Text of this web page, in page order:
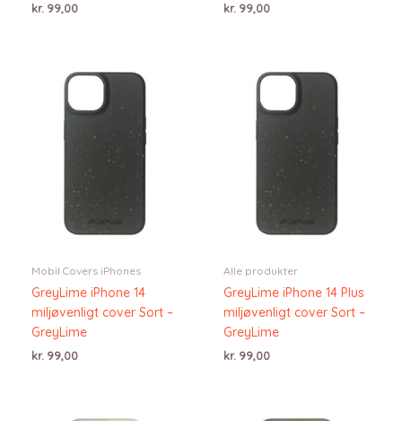
kr. 99,00 kr. 99,00
Mobil Covers iPhones
GreyLime iPhone 14
miljøvenligt cover Sort –
GreyLime
kr. 99,00
Alle produkter
GreyLime iPhone 14 Plus
miljøvenligt cover Sort –
GreyLime
kr. 99,00